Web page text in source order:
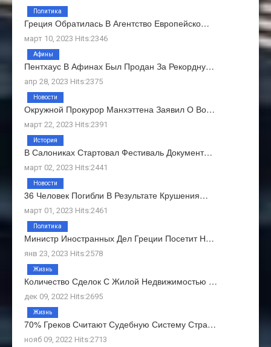
Греция Обратилась В Агентство Европейско…
март 10, 2023 Hits:2346
Политика
Пентхаус В Афинах Был Продан За Рекордну…
апр 28, 2023 Hits:2375
Афины
Окружной Прокурор Манхэттена Заявил О Во…
март 22, 2023 Hits:2391
Новости
В Салониках Стартовал Фестиваль Документ…
март 02, 2023 Hits:2441
История
36 Человек Погибли В Результате Крушения…
март 01, 2023 Hits:2461
Новости
Министр Иностранных Дел Греции Посетит Н…
янв 23, 2023 Hits:2578
Политика
Количество Сделок С Жилой Недвижимостью …
дек 09, 2022 Hits:2695
Жизнь
70% Греков Считают Судебную Систему Стра…
нояб 09, 2022 Hits:2713
Жизнь